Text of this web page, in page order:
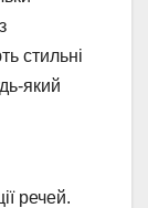
стильні
який
речей.